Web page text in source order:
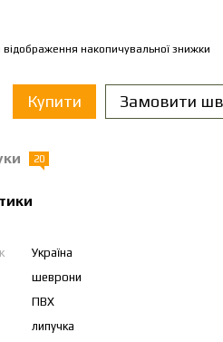
відображення накопичувальної знижки
Купити Замовити
20
Україна
шеврони
ПВХ
липучка